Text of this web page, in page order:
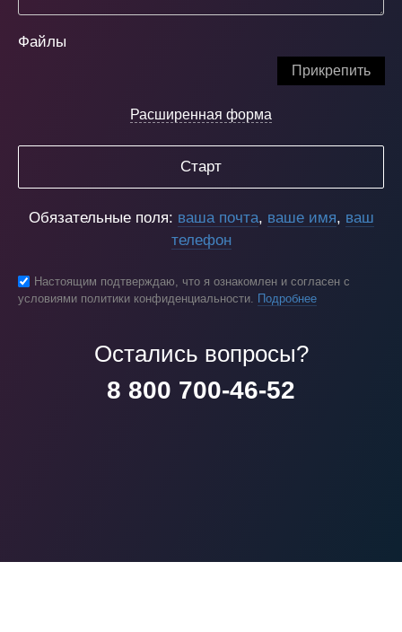
Файлы
Прикрепить
Расширенная форма
Старт
Обязательные поля: ваша почта, ваше имя, ваш
телефон
Настоящим подтверждаю, что я ознакомлен и согласен с
условиями политики конфиденциальности. Подробнее
Остались вопросы?
8 800 700-46-52